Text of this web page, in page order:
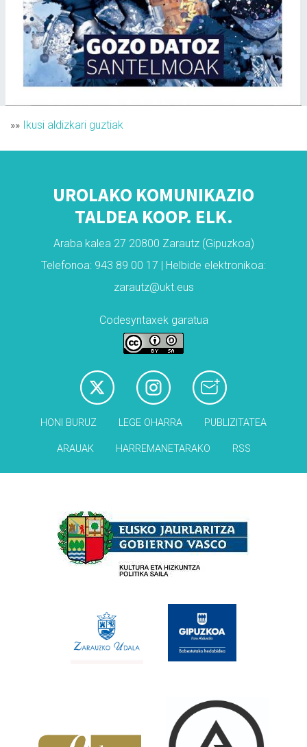
»» Ikusi aldizkari guztiak
UROLAKO KOMUNIKAZIO
TALDEA KOOP. ELK.
Araba kalea 27 20800 Zarautz (Gipuzkoa)
Telefonoa: 943 89 00 17 | Helbide elektronikoa:
zarautz@ukt.eus
Codesyntaxek garatua
HONI BURUZ LEGE OHARRA PUBLIZITATEA
ARAUAK HARREMANETARAKO RSS